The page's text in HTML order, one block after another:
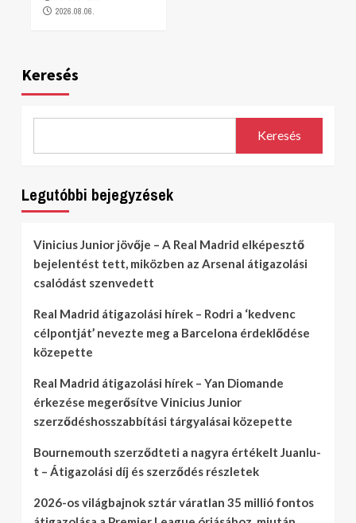
2026.08.06.
Keresés
Keresés
Legutóbbi bejegyzések
Vinicius Junior jövője – A Real Madrid elképesztő
bejelentést tett, miközben az Arsenal átigazolási
csalódást szenvedett
Real Madrid átigazolási hírek – Rodri a ‘kedvenc
célpontját’ nevezte meg a Barcelona érdeklődése
közepette
Real Madrid átigazolási hírek – Yan Diomande
érkezése megerősítve Vinicius Junior
szerződéshosszabbítási tárgyalásai közepette
Bournemouth szerződteti a nagyra értékelt Juanlu-
t – Átigazolási díj és szerződés részletek
2026-os világbajnok sztár váratlan 35 millió fontos